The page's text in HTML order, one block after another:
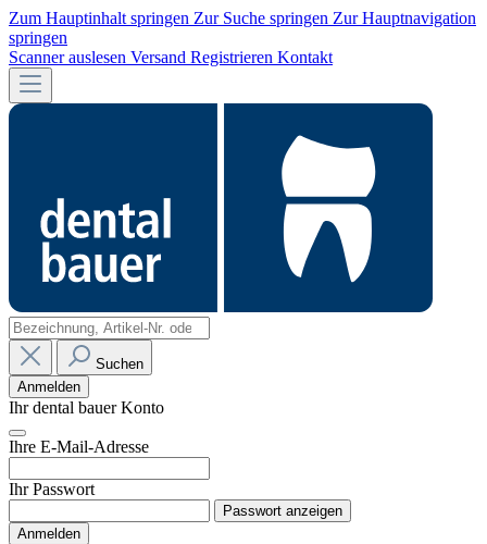
Zum Hauptinhalt springen Zur Suche springen Zur Hauptnavigation
springen
Scanner auslesen Versand Registrieren Kontakt
Suchen
Anmelden
Ihr dental bauer Konto
Ihre E-Mail-Adresse
Ihr Passwort
Passwort anzeigen
Anmelden